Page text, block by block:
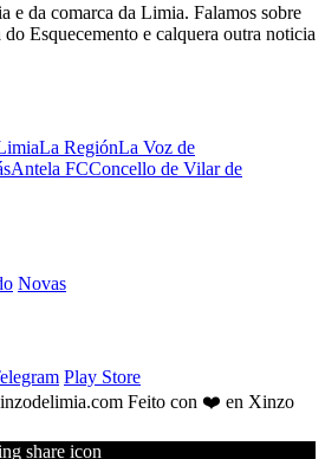
e da comarca da Limia. Falamos sobre
Esquecemento e calquera outra noticia
La RegiónLa Voz de
Antela FCConcello de Vilar de
Novas
Play Store
Feito con ❤️ en Xinzo